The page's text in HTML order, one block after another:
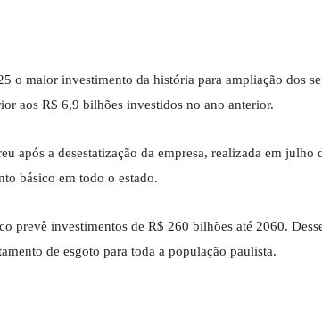
o maior investimento da história para ampliação dos
aos R$ 6,9 bilhões investidos no ano anterior.
após a desestatização da empresa, realizada em
básico em todo o estado.
prevê investimentos de R$ 260 bilhões até 2060.
de esgoto para toda a população paulista.